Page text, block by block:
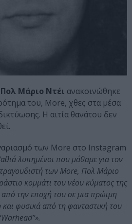
Πολ Μάριο Ντέι ανακοινώθηκε
του, More, χθες στα μέσα
Η αιτία θανάτου δεν
των More στο Instagram
λυπημένοι που μάθαμε για τον
των More, Πολ Μάριο
κομμάτι του νέου κύματος της
την εποχή του σε μια πρώιμη
φυσικά από τη φανταστική του